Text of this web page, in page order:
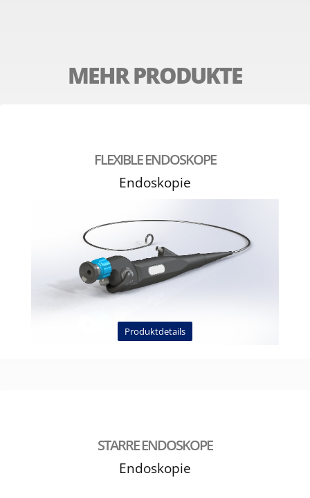
MEHR PRODUKTE
FLEXIBLE ENDOSKOPE
Endoskopie
Produktdetails
STARRE ENDOSKOPE
Endoskopie